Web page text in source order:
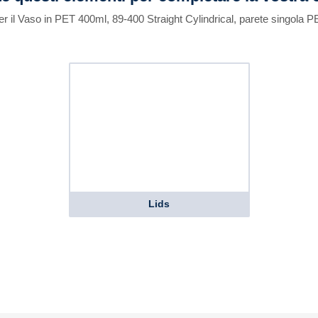
il Vaso in PET 400ml, 89-400 Straight Cylindrical, parete singola
Lids